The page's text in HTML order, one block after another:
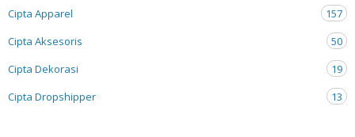
Cipta Apparel
157
Cipta Aksesoris
50
Cipta Dekorasi
19
Cipta Dropshipper
13